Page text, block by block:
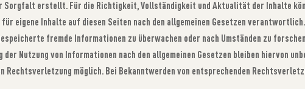
Sorgfalt erstellt. Für die Richtigkeit, Vollständigkeit und Aktualität der Inhalte
für eigene Inhalte auf diesen Seiten nach den allgemeinen Gesetzen
fremde Informationen zu überwachen oder nach Umständen zu
Nutzung von Informationen nach den allgemeinen Gesetzen bleiben hiervon
Rechtsverletzung möglich. Bei Bekanntwerden von entsprechenden